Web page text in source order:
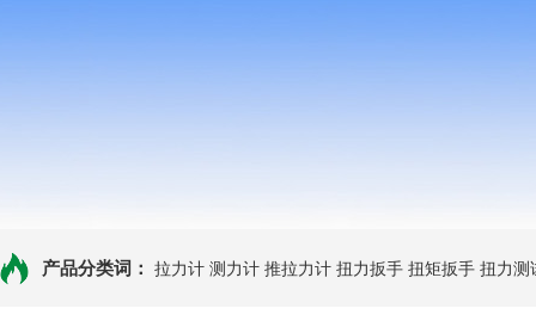
产品分类词： 拉力计 测力计 推拉力计 扭力扳手 扭矩扳手 扭力测